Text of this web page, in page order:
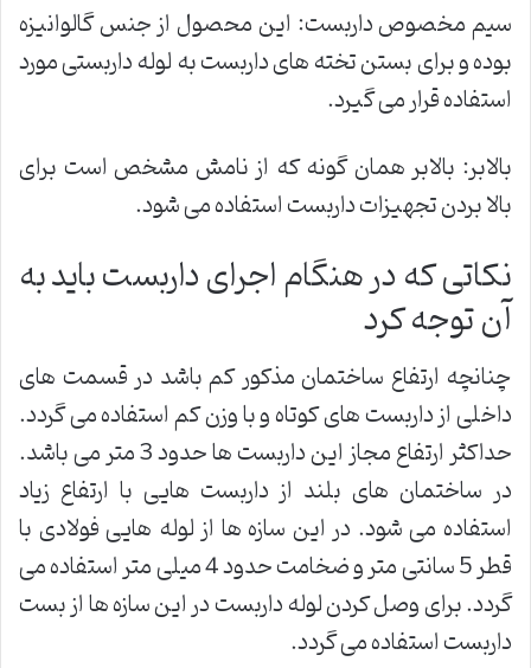
سیم مخصوص داربست: این محصول از جنس گالوانیزه
بوده و برای بستن تخته های داربست به لوله داربستی مورد
استفاده قرار می گیرد.
بالابر: بالابر همان گونه که از نامش مشخص است برای
بالا بردن تجهیزات داربست استفاده می شود.
نکاتی که در هنگام اجرای داربست باید به
آن توجه کرد
چنانچه ارتفاع ساختمان مذکور کم باشد در قسمت های
داخلی از داربست های کوتاه و با وزن کم استفاده می گردد.
حداکثر ارتفاع مجاز این داربست ها حدود 3 متر می باشد.
در ساختمان های بلند از داربست هایی با ارتفاع زیاد
استفاده می شود. در این سازه ها از لوله هایی فولادی با
قطر 5 سانتی متر و ضخامت حدود 4 میلی متر استفاده می
گردد. برای وصل کردن لوله داربست در این سازه ها از بست
داربست استفاده می گردد.